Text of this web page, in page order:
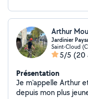
Arthur
Jardinier
Saint-Cloud
5/5 (20
Présentation
Je m'appelle Arthur
depuis mon plus